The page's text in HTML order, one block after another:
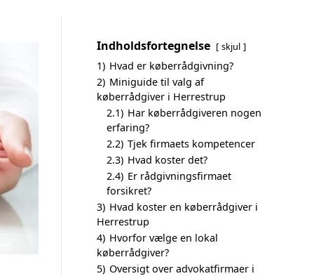
Indholdsfortegnelse skjul
1) Hvad er køberrådgivning?
2) Miniguide til valg af
køberrådgiver i Herrestrup
2.1) Har køberrådgiveren nogen
erfaring?
2.2) Tjek firmaets kompetencer
2.3) Hvad koster det?
2.4) Er rådgivningsfirmaet
forsikret?
3) Hvad koster en køberrådgiver i
Herrestrup
4) Hvorfor vælge en lokal
køberrådgiver?
5) Oversigt over advokatfirmaer i